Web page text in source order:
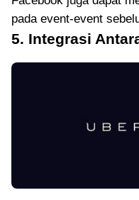
pada event-event
5. Integrasi